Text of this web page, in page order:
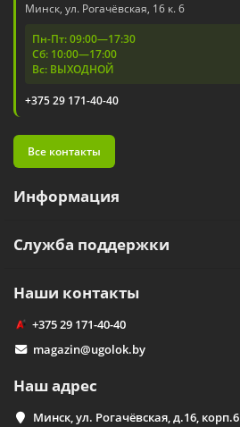
Минск, ул. Рогачёвская, 16 к. 6
Пн-Пт: 09:00—17:30
Сб: 10:00—17:00
Вс: ВЫХОДНОЙ
+375 29 171-40-40
Все контакты
Информация
Служба поддержки
Наши контакты
+375 29 171-40-40
magazin@ugolok.by
Наш адрес
Минск, ул. Рогачёвская, д.16, корп.6